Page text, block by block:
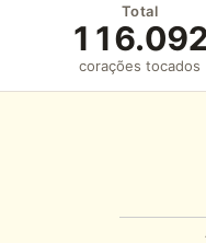
Total
116.092
corações tocados